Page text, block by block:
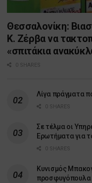
Θεσσαλονίκη:
Κ. Ζέρβα να
«σπιτάκια
0 SHARES
Λίγα πράγματα
0 SHARES
Σε τέλμα οι
Ερωτήματα για
0 SHARES
Κυνισμός
προσφυγόπουλα